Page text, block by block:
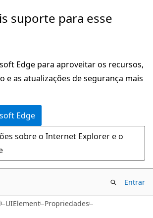
suporte para esse
Edge para aproveitar os recursos,
e as atualizações de segurança mais
Edge
sobre o Internet Explorer e o
Entrar
UIElement Propriedades